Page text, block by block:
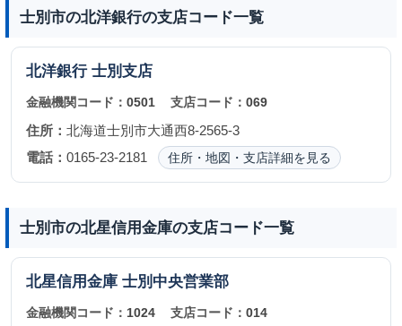
士別市の北洋銀行の支店コード一覧
北洋銀行 士別支店
金融機関コード： 0501 支店コード：069
住所： 北海道士別市大通西8-2565-3
電話： 0165-23-2181 住所・地図・支店詳細を見る
士別市の北星信用金庫の支店コード一覧
北星信用金庫 士別中央営業部
金融機関コード： 1024 支店コード：014